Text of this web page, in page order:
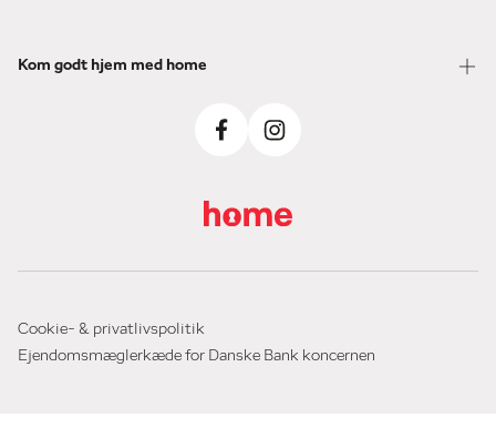
Kom godt hjem med home
Cookie- & privatlivspolitik
Ejendomsmæglerkæde for Danske Bank koncernen